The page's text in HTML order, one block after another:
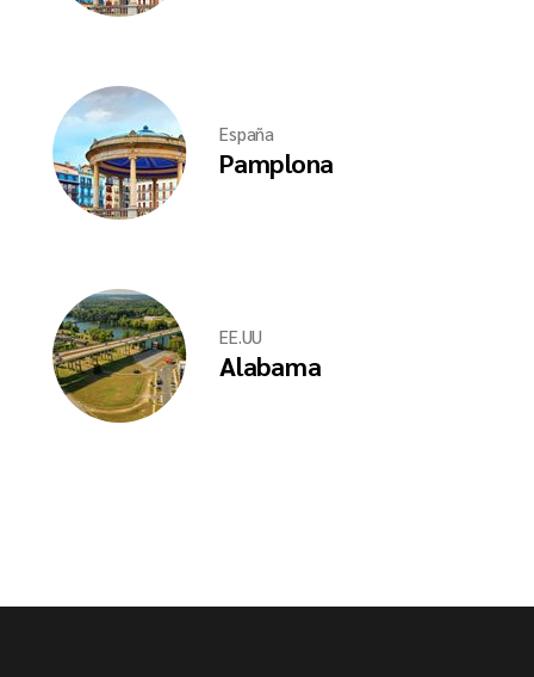
España
Pamplona
EE.UU
Alabama